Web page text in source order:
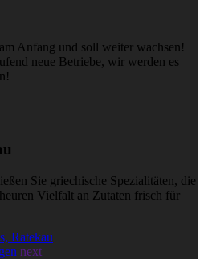
Anfang und soll weiter wachsen!
neue Betriebe, wir werden es
Sie griechische Spezialitäten, die
Vielfalt an Zutaten frisch für
Ratekau
next